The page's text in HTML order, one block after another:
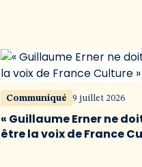
Communiqué 9 juillet 2026
« Guillaume Erner ne
être la voix de France